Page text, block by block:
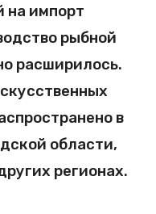
на импорт
рыбной
расширилось.
в
области,
регионах.